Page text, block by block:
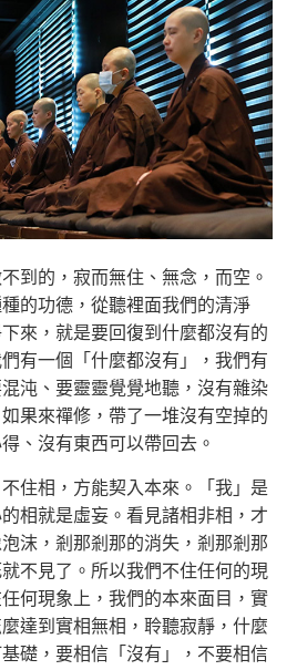
到的，寂而無住、無念，而空。
的功德，從聽裡面我們的清淨
來，就是要回復到什麼都沒有的
有一個「什麼都沒有」，我們有
沌、要靈靈覺覺地聽，沒有雜染
果來禪修，帶了一堆沒有空掉的
、沒有東西可以帶回去。
住相，方能契入本來。「我」是
相就是虛妄。看見諸相非相，才
沫，剎那剎那的消失，剎那剎那
不見了。所以我們不住任何的現
何現象上，我們的本來面目，實
達到實相無相，聆聽寂靜，什麼
礎，要相信「沒有」，不要相信